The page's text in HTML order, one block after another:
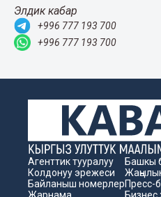
Элдик кабар
+996 777 193 700
+996 777 193 700
Агенттик тууралуу
Колдонуу эрежеси
Байланыш номерлер
Башкы
Пресс-